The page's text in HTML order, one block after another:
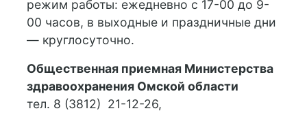
режим работы: ежедневно с 17-00 до 9-
00 часов, в выходные и праздничные дни
— круглосуточно.
Общественная приемная Министерства
здравоохранения Омской области
тел. 8 (3812) 21-12-26,